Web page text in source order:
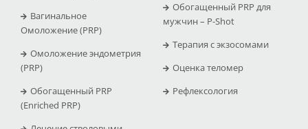
Вагинальное
Омоложение (PRP)
Омоложение эндометрия
(PRP)
Обогащенный PRP
(Enriched PRP)
Обогащенный PRP для
мужчин – P-Shot
Терапия с экзосомами
Оценка теломер
Рефлексология